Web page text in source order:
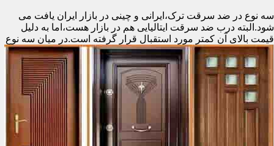
سه نوع در ضد سرقت ترک،ایرانی و چینی در بازار ایران یافت می
شود.البته درب ضد سرقت ایتالیایی هم در بازار هست،اما به دلیل
قیمت بالای آن کمتر مورد استقبال قرار گرفته است.در میان سه نوع